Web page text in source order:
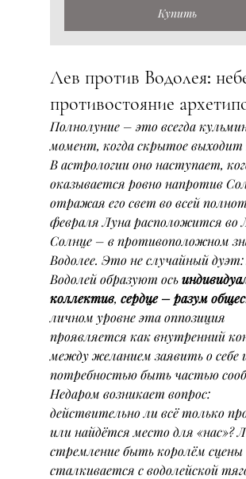
Купить
Лев против Водолея:
противостояние
Полнолуние – это всегда
момент, когда скрытое выходит
В астрологии оно наступает,
оказывается ровно напротив
отражая его свет во всей
февраля Луна расположится во
Солнце – в противоположном
Водолее. Это не случайный
Водолей образуют ось
коллектив, сердце – разум
личном уровне эта оппозиция
проявляется как внутренний
между желанием заявить о себе
потребностью быть частью
Недаром возникает вопрос:
действительно ли всё только
или найдётся место для «нас»?
стремление быть королём сцены
сталкивается с водолейской